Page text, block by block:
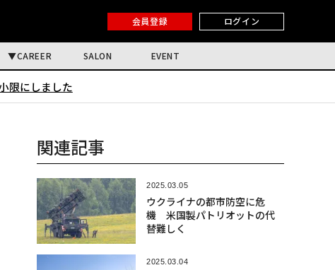
会員登録 ログイン
CAREER SALON EVENT
限にしました
関連記事
2025.03.05
ウクライナの都市防空に危
機 米国製パトリオットの代
替難しく
2025.03.04